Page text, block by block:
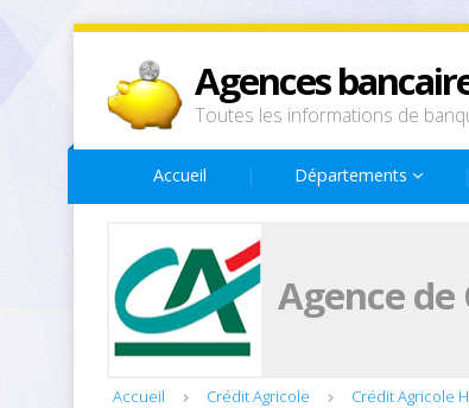
Agences
Toutes les informations de
Accueil Départements
Agence
Accueil Crédit Agricole Crédit Agricole